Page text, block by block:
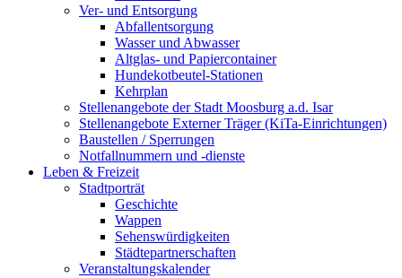
Ver- und Entsorgung
Abfallentsorgung
Wasser und Abwasser
Altglas- und Papiercontainer
Hundekotbeutel-Stationen
Kehrplan
Stellenangebote der Stadt Moosburg a.d. Isar
Stellenangebote Externer Träger (KiTa-Einrichtungen)
Baustellen / Sperrungen
Notfallnummern und -dienste
Leben & Freizeit
Stadtporträt
Geschichte
Wappen
Sehenswürdigkeiten
Städtepartnerschaften
Veranstaltungskalender